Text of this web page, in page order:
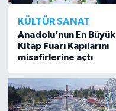
KÜLTÜR SANAT
Anadolu’nun En Büyük
Kitap Fuarı Kapılarını
misafirlerine açtı